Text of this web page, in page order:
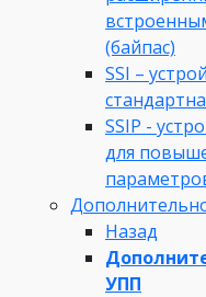
(байпас)
SSI –
SSIP -
для
Назад
УПП